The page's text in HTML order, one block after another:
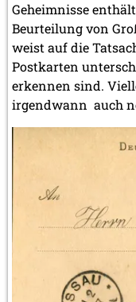
Geheimnisse
Beurteilung von
weist auf die
Postkarten
erkennen sind.
irgendwann auch